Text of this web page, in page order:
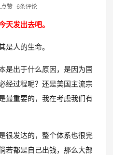
赞 6条评论
天发出去吧。
是人的生命。
是出于什么原因，是因为国
经过程呢？还是美国主流宗
最重要的，我在考虑我们有
很发达的，整个体系也很完
若都是自己出钱，那么大部